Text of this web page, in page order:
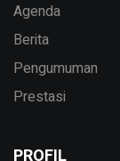
Agenda
Berita
Pengumuman
Prestasi